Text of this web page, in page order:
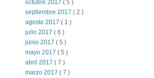
octubre 2017 ( 5 )
septiembre 2017 ( 2 )
agosto 2017 ( 1 )
julio 2017 ( 6 )
junio 2017 ( 5 )
mayo 2017 ( 5 )
abril 2017 ( 7 )
marzo 2017 ( 7 )